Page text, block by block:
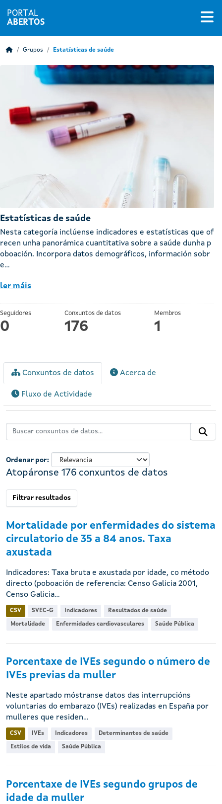
PORTAL
ABERTOS
Grupos Estatísticas de saúde
Estatísticas de saúde
Nesta categoría inclúense indicadores e estatísticas que of
recen unha panorámica cuantitativa sobre a saúde dunha p
oboación. Incorpora datos demográficos, información sobr
e...
ler máis
Seguidores
0
Conxuntos de datos
176
Membros
1
Conxuntos de datos Acerca de
Fluxo de Actividade
Ordenar por
Atopáronse 176 conxuntos de datos
Filtrar resultados
Mortalidade por enfermidades do sistema
circulatorio de 35 a 84 anos. Taxa
axustada
Indicadores: Taxa bruta e axustada por idade, co método
directo (poboación de referencia: Censo Galicia 2001,
Censo Galicia...
CSV SVEC-G Indicadores Resultados de saúde
Mortalidade Enfermidades cardiovasculares Saúde Pública
Porcentaxe de IVEs segundo o número de
IVEs previas da muller
Neste apartado móstranse datos das interrupcións
voluntarias do embarazo (IVEs) realizadas en España por
mulleres que residen...
CSV IVEs Indicadores Determinantes de saúde
Estilos de vida Saúde Pública
Porcentaxe de IVEs segundo grupos de
idade da muller